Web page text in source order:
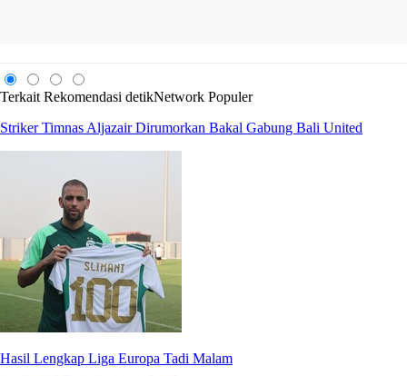
Terkait Rekomendasi detikNetwork Populer
Striker Timnas Aljazair Dirumorkan Bakal Gabung Bali United
Hasil Lengkap Liga Europa Tadi Malam